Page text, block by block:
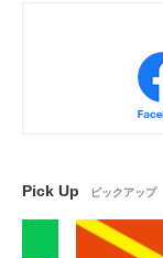
Pick Up ピックアップ